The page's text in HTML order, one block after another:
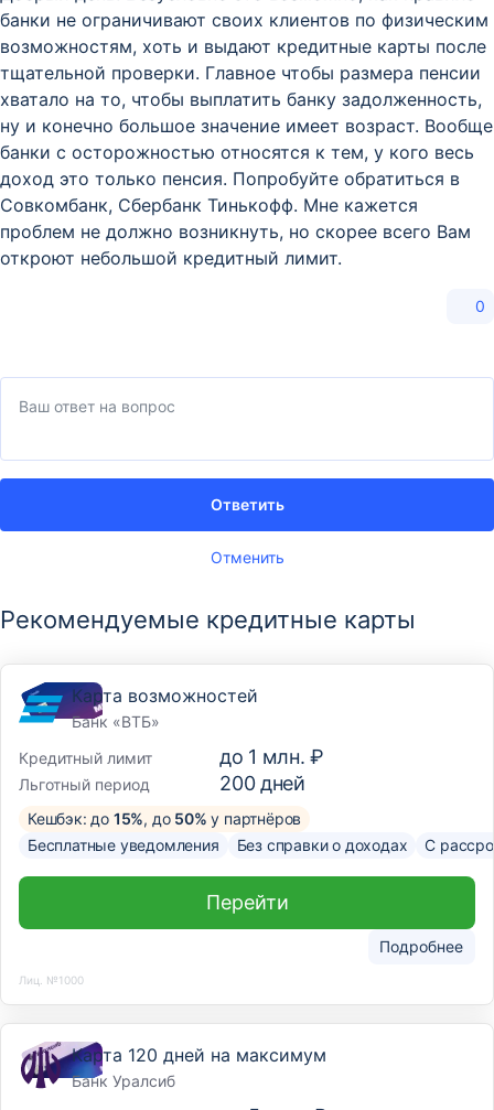
банки не ограничивают своих клиентов по физическим
возможностям, хоть и выдают кредитные карты после
тщательной проверки. Главное чтобы размера пенсии
хватало на то, чтобы выплатить банку задолженность,
ну и конечно большое значение имеет возраст. Вообще
банки с осторожностью относятся к тем, у кого весь
доход это только пенсия. Попробуйте обратиться в
Совкомбанк, Сбербанк Тинькофф. Мне кажется
проблем не должно возникнуть, но скорее всего Вам
откроют небольшой кредитный лимит.
0
Отменить
Ответить
Рекомендуемые кредитные карты
Карта возможностей
Банк «ВТБ»
Кредитный лимит
до 1 млн. ₽
Льготный период 200дней
Кешбэк: до 15%, до 50% у партнёров
Бесплатные уведомления
Без справки о доходах С
Подробнее
Перейти
Лиц. №1000
Карта 120 дней на максимум
Банк Уралсиб